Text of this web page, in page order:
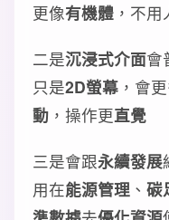
更像有機體 ，不
二是沉浸式介面會
只是2D螢幕 ，會
動 ，操作更直覺
三是會跟永續發展
用在能源管理 、 碳